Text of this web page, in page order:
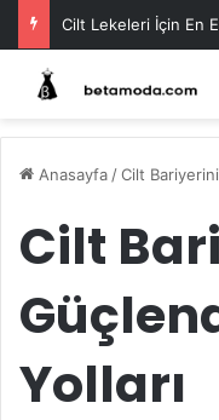
Cilt Lekeleri İçin En
Anasayfa /Cilt
Cilt
Yolları